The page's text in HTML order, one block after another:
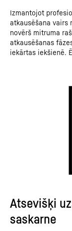
Izmantojot
atkausēšana vairs
novērš mitruma
atkausēšanas
iekārtas iekšienē.
Atsevišķi
saskarne